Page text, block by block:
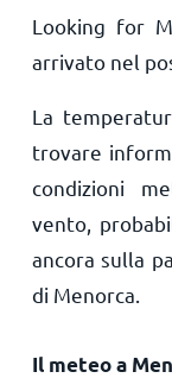
Looking for
arrivato nel
La
trovare
condizioni
vento,
ancora sulla
di Menorca.
Il meteo a